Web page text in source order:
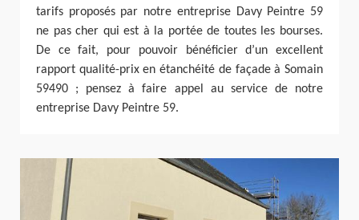
tarifs proposés par notre entreprise Davy Peintre 59
ne pas cher qui est à la portée de toutes les bourses.
De ce fait, pour pouvoir bénéficier d’un excellent
rapport qualité-prix en étanchéité de façade à Somain
59490 ; pensez à faire appel au service de notre
entreprise Davy Peintre 59.